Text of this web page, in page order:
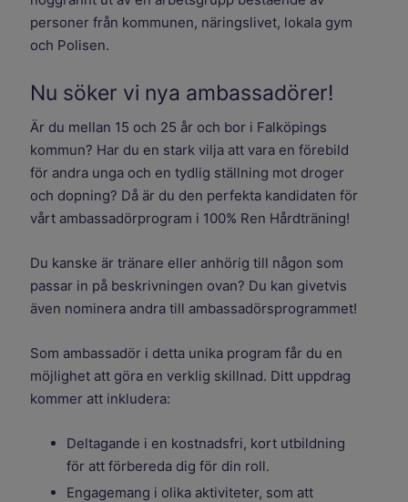
personer från kommunen, näringslivet, lokala gym
och Polisen.
Nu söker vi nya ambassadörer!
Är du mellan 15 och 25 år och bor i Falköpings
kommun? Har du en stark vilja att vara en förebild
för andra unga och en tydlig ställning mot droger
och dopning? Då är du den perfekta kandidaten för
vårt ambassadörprogram i 100% Ren Hårdträning!
Du kanske är tränare eller anhörig till någon som
passar in på beskrivningen ovan? Du kan givetvis
även nominera andra till ambassadörsprogrammet!
Som ambassadör i detta unika program får du en
möjlighet att göra en verklig skillnad. Ditt uppdrag
kommer att inkludera:
Deltagande i en kostnadsfri, kort utbildning
för att förbereda dig för din roll.
Engagemang i olika aktiviteter, som att